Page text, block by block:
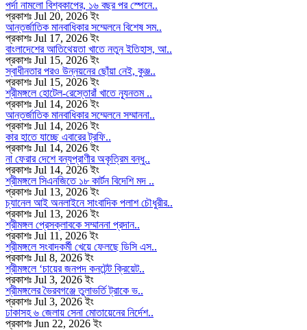
পর্দা নামলো বিশ্বকাপের, ১৬ বছর পর স্পেনে..
প্রকাশঃ Jul 20, 2026 ইং
আন্তর্জাতিক মানবাধিকার সম্মেলনে বিশেষ সম..
প্রকাশঃ Jul 17, 2026 ইং
বাংলাদেশের আতিথেয়তা খাতে নতুন ইতিহাস, আ..
প্রকাশঃ Jul 15, 2026 ইং
স্বাধীনতার পরও উন্নয়নের ছোঁয়া নেই, কুঞ্জ..
প্রকাশঃ Jul 15, 2026 ইং
শ্রীমঙ্গলে হোটেল-রেস্তোরাঁ খাতে ন্যূনতম ..
প্রকাশঃ Jul 14, 2026 ইং
আন্তর্জাতিক মানবাধিকার সম্মেলনে সম্মাননা..
প্রকাশঃ Jul 14, 2026 ইং
কার হাতে যাচ্ছে এবারের ট্রফি..
প্রকাশঃ Jul 14, 2026 ইং
না ফেরার দেশে বন্যপ্রাণীর অকৃত্রিম বন্ধু..
প্রকাশঃ Jul 14, 2026 ইং
শ্রীমঙ্গলে সিএনজিতে ১৮ কার্টন বিদেশি মদ ..
প্রকাশঃ Jul 13, 2026 ইং
চ্যানেল আই অনলাইনে সাংবাদিক পলাশ চৌধুরীর..
প্রকাশঃ Jul 13, 2026 ইং
শ্রীমঙ্গল প্রেসক্লাবকে সম্মাননা প্রদান..
প্রকাশঃ Jul 11, 2026 ইং
শ্রীমঙ্গলে সংবাদকর্মী খেয়ে ফেলছে ডিসি এস..
প্রকাশঃ Jul 8, 2026 ইং
শ্রীমঙ্গলে ‘চায়ের জনপদ কনটেন্ট ক্রিয়েট..
প্রকাশঃ Jul 3, 2026 ইং
শ্রীমঙ্গলের ভৈরবগঞ্জে তুলাভর্তি ট্রাকে ভ..
প্রকাশঃ Jul 3, 2026 ইং
ঢাকাসহ ৬ জেলায় সেনা মোতায়েনের নির্দেশ..
প্রকাশঃ Jun 22, 2026 ইং